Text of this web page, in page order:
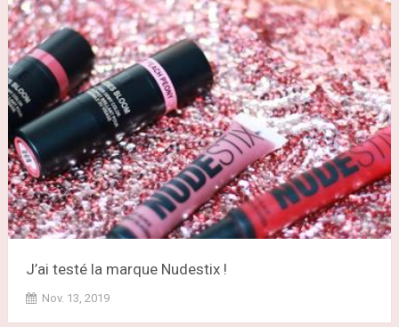
J’ai testé la marque Nudestix !
Nov. 13, 2019